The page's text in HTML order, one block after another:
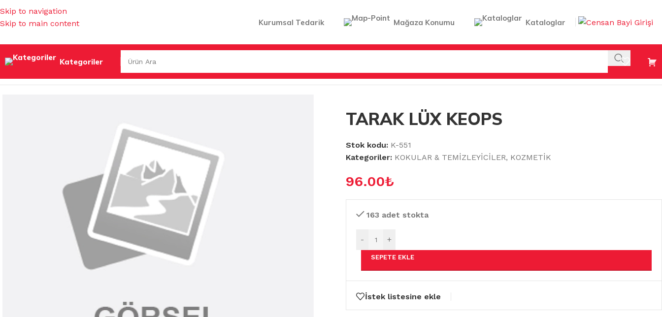
Skip to navigation
Skip to main content
Kurumsal Tedarik Mağaza Konumu Kataloglar
Kategoriler
KOKULAR & TEMİZLEYİCİLER/KOZMETİK/TARAK LÜX KEOPS
TARAK LÜX KEOPS
Stok kodu: K-551
Kategoriler: KOKULAR & TEMİZLEYİCİLER, KOZMETİK
96.00₺
163 adet stokta
- +
SEPETE EKLE
İstek listesine ekle